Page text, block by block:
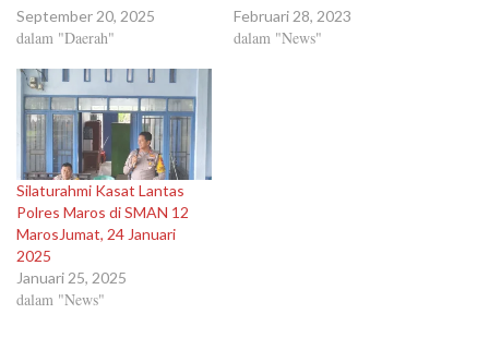
September 20, 2025
dalam "Daerah"
Februari 28, 2023
dalam "News"
Silaturahmi Kasat Lantas
Polres Maros di SMAN 12
MarosJumat, 24 Januari
2025
Januari 25, 2025
dalam "News"